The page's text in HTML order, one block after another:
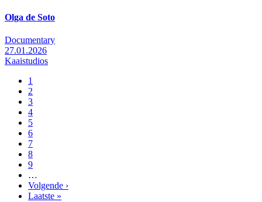
Olga de Soto
Documentary
27.01.2026
Kaaistudios
Pagination
Pagina
1
Pagina
2
Pagina
3
Pagina
4
Pagina
5
Pagina
6
Pagina
7
Pagina
8
Pagina
9
…
Page
suivante
Volgende ›
Dernière
Laatste »